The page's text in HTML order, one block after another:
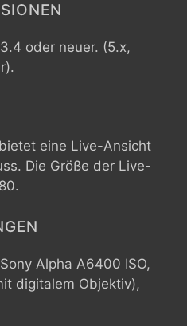
oder neuer. (5.x,
bietet eine Live-Ansicht
Die Größe der Live-
Sony Alpha A6400 ISO,
digitalem Objektiv),